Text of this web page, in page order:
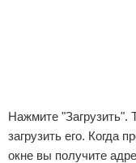
Нажмите "Загрузить".
загрузить его. Когда
окне вы получите